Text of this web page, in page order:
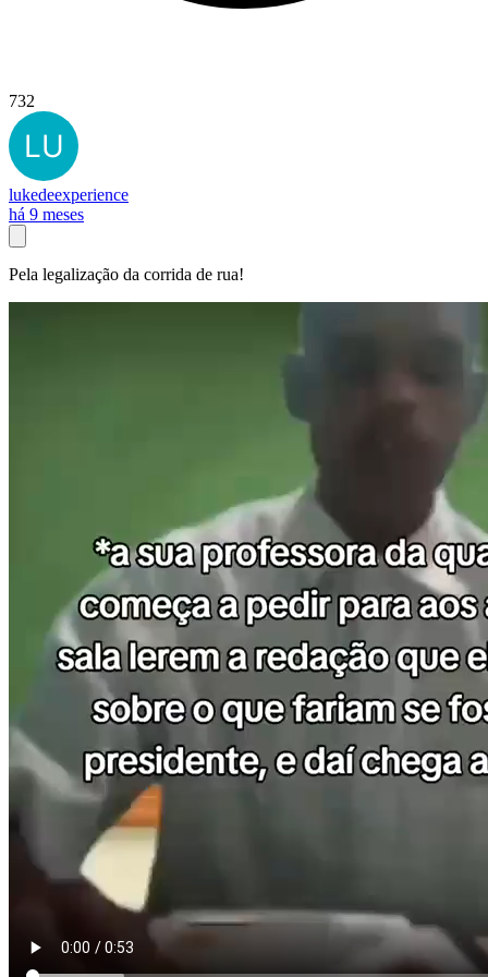
732
lukedeexperience
há 9 meses
Pela legalização da corrida de rua!